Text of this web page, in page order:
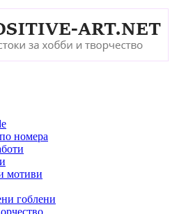
номера
мотиви
гоблени